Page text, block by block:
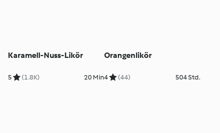
Karamell-Nuss-Likör
5 (1.8K) 20 Min
Orangenlikör
4 (44) 504 Std.